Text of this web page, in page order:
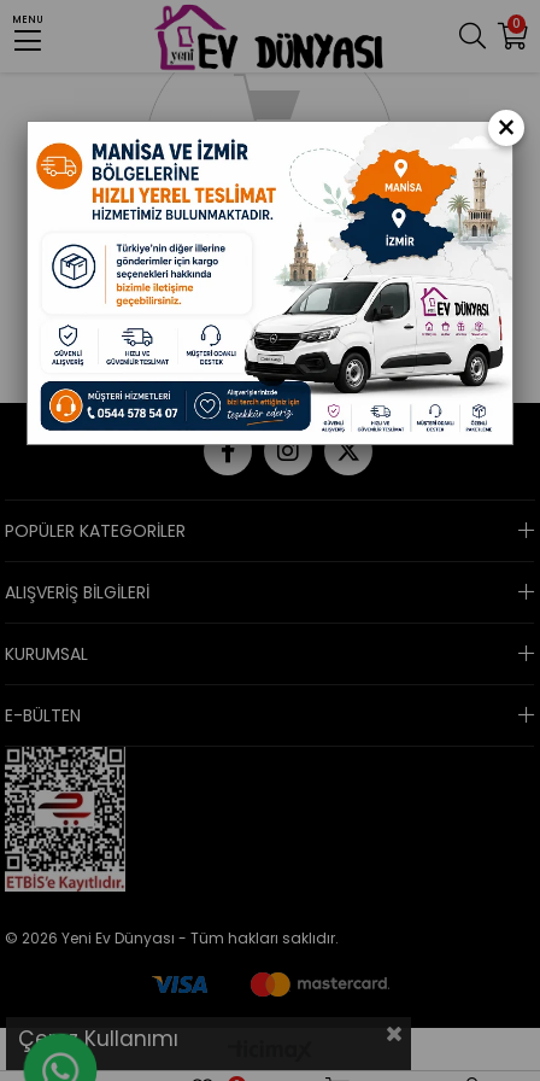
0
MENU
POPÜLER KATEGORİLER
ALIŞVERİŞ BİLGİLERİ
KURUMSAL
E-BÜLTEN
© 2026 Yeni Ev Dünyası - Tüm hakları saklıdır.
Çerez Kullanımı
×